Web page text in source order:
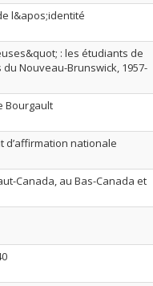
l&apos;identité
: les étudiants de
Nouveau-Brunswick, 1957-
Bourgault
d’affirmation nationale
Canada, au Bas-Canada et